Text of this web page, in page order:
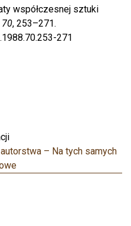
współczesnej sztuki
70, 253–271.
271
– Na tych samych